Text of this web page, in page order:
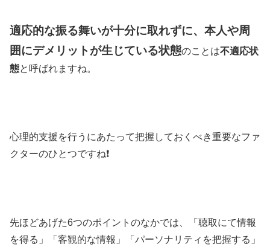
適応的な振る舞いが十分に取れずに、本人や周
囲にデメリットが生じている状態のことは不適応状
態と呼ばれますね。
心理的支援を行うにあたって把握しておくべき重要なファ
クターのひとつですね❗️
先ほどあげた6つのポイントのなかでは、「聴取にて情報
を得る」「客観的な情報」「パーソナリティを把握する」